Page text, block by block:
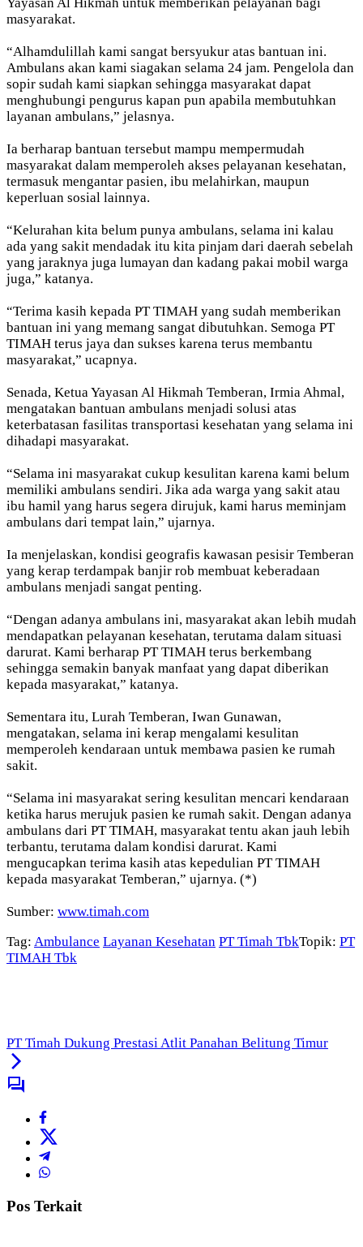
Yayasan Al Hikmah untuk memberikan pelayanan bagi
masyarakat.
“Alhamdulillah kami sangat bersyukur atas bantuan ini.
Ambulans akan kami siagakan selama 24 jam. Pengelola dan
sopir sudah kami siapkan sehingga masyarakat dapat
menghubungi pengurus kapan pun apabila membutuhkan
layanan ambulans,” jelasnya.
Ia berharap bantuan tersebut mampu mempermudah
masyarakat dalam memperoleh akses pelayanan kesehatan,
termasuk mengantar pasien, ibu melahirkan, maupun
keperluan sosial lainnya.
“Kelurahan kita belum punya ambulans, selama ini kalau
ada yang sakit mendadak itu kita pinjam dari daerah sebelah
yang jaraknya juga lumayan dan kadang pakai mobil warga
juga,” katanya.
“Terima kasih kepada PT TIMAH yang sudah memberikan
bantuan ini yang memang sangat dibutuhkan. Semoga PT
TIMAH terus jaya dan sukses karena terus membantu
masyarakat,” ucapnya.
Senada, Ketua Yayasan Al Hikmah Temberan, Irmia Ahmal,
mengatakan bantuan ambulans menjadi solusi atas
keterbatasan fasilitas transportasi kesehatan yang selama ini
dihadapi masyarakat.
“Selama ini masyarakat cukup kesulitan karena kami belum
memiliki ambulans sendiri. Jika ada warga yang sakit atau
ibu hamil yang harus segera dirujuk, kami harus meminjam
ambulans dari tempat lain,” ujarnya.
Ia menjelaskan, kondisi geografis kawasan pesisir Temberan
yang kerap terdampak banjir rob membuat keberadaan
ambulans menjadi sangat penting.
“Dengan adanya ambulans ini, masyarakat akan lebih mudah
mendapatkan pelayanan kesehatan, terutama dalam situasi
darurat. Kami berharap PT TIMAH terus berkembang
sehingga semakin banyak manfaat yang dapat diberikan
kepada masyarakat,” katanya.
Sementara itu, Lurah Temberan, Iwan Gunawan,
mengatakan, selama ini kerap mengalami kesulitan
memperoleh kendaraan untuk membawa pasien ke rumah
sakit.
“Selama ini masyarakat sering kesulitan mencari kendaraan
ketika harus merujuk pasien ke rumah sakit. Dengan adanya
ambulans dari PT TIMAH, masyarakat tentu akan jauh lebih
terbantu, terutama dalam kondisi darurat. Kami
mengucapkan terima kasih atas kepedulian PT TIMAH
kepada masyarakat Temberan,” ujarnya. (*)
Sumber: www.timah.com
Tag: Ambulance Layanan Kesehatan PT Timah TbkTopik: PT
TIMAH Tbk
PT Timah Dukung Prestasi Atlit Panahan Belitung Timur
Pos Terkait